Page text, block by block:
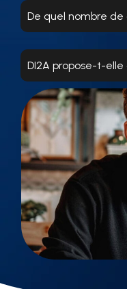
De quel nombre
DI2A propose-t-